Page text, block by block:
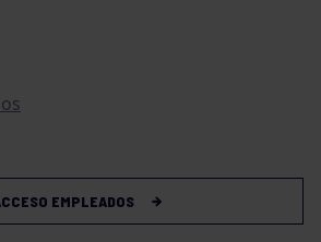
EMPLEADOS